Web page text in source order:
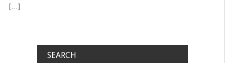
[…]
SEARCH